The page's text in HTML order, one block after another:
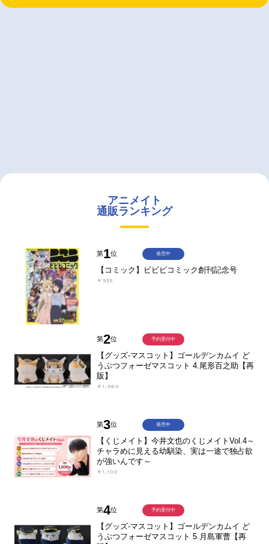
アニメイト
通販ランキング
第1位
【コミック】ビビビコミック創刊記念号
￥935
発売中
第2位
【グッズ-マスコット】ゴールデンカムイ ど
うぶつフォーゼマスコット 4.尾形百之助【再
販】
￥1,980
予約受付中
第3位
【くじメイト】今井文也のくじメイトVol.4～
チャラめに見える幼馴染、実は一途で独占欲
が強いんです～
￥1,100
発売中
第4位
【グッズ-マスコット】ゴールデンカムイ ど
うぶつフォーゼマスコット 5.月島軍曹【再
予約受付中